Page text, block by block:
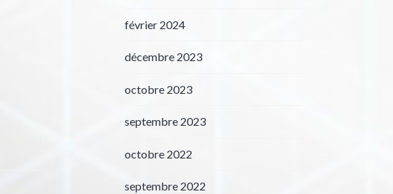
février 2024
décembre 2023
octobre 2023
septembre 2023
octobre 2022
septembre 2022